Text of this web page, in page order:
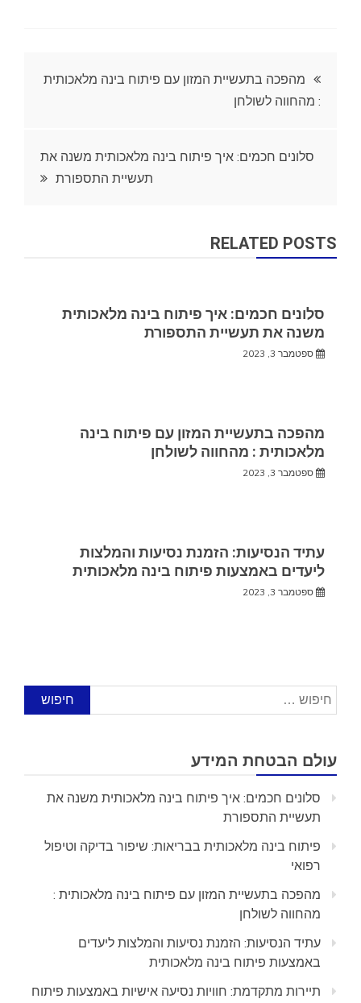
ניווטמהפכה בתעשיית המזון עם פיתוח בינה מלאכותית
: מהחווה לשולחן
סלונים חכמים: איך פיתוח בינה מלאכותית משנה את
תעשיית התספורת
RELATED POSTS
סלונים חכמים: איך פיתוח בינה מלאכותית
משנה את תעשיית התספורת
ספטמבר 3, 2023
מהפכה בתעשיית המזון עם פיתוח בינה
מלאכותית : מהחווה לשולחן
ספטמבר 3, 2023
עתיד הנסיעות: הזמנת נסיעות והמלצות
ליעדים באמצעות פיתוח בינה מלאכותית
ספטמבר 3, 2023
חיפוש:
עולם הבטחת המידע
סלונים חכמים: איך פיתוח בינה מלאכותית משנה את
תעשיית התספורת
פיתוח בינה מלאכותית בבריאות: שיפור בדיקה וטיפול
רפואי
מהפכה בתעשיית המזון עם פיתוח בינה מלאכותית :
מהחווה לשולחן
עתיד הנסיעות: הזמנת נסיעות והמלצות ליעדים
באמצעות פיתוח בינה מלאכותית
תיירות מתקדמת: חוויות נסיעה אישיות באמצעות פיתוח